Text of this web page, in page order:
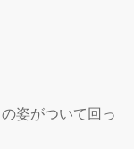
姿がついて回っ